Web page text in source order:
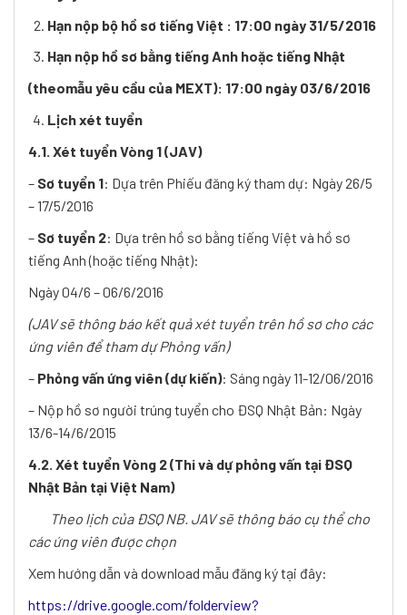
Hạn nộp bộ hồ sơ tiếng Việt : 17:00 ngày 31/5/2016
Hạn nộp hồ sơ bằng tiếng Anh hoặc tiếng Nhật
(theomẫu yêu cầu của MEXT): 17:00 ngày 03/6/2016
Lịch xét tuyển
4.1. Xét tuyển Vòng 1 (JAV)
– Sơ tuyển 1: Dựa trên Phiếu đăng ký tham dự: Ngày 26/5
– 17/5/2016
– Sơ tuyển 2: Dựa trên hồ sơ bằng tiếng Việt và hồ sơ
tiếng Anh (hoặc tiếng Nhật):
Ngày 04/6 – 06/6/2016
(JAV sẽ thông báo kết quả xét tuyển trên hồ sơ cho các
ứng viên để tham dự Phỏng vấn)
– Phỏng vấn ứng viên (dự kiến): Sáng ngày 11-12/06/2016
– Nộp hồ sơ người trúng tuyển cho ĐSQ Nhật Bản: Ngày
13/6-14/6/2015
4.2. Xét tuyển Vòng 2 (Thi và dự phỏng vấn tại ĐSQ
Nhật Bản tại Việt Nam)
Theo lịch của ĐSQ NB. JAV sẽ thông báo cụ thể cho
các ứng viên được chọn
Xem hướng dẫn và download mẫu đăng ký tại đây:
https://drive.google.com/folderview?